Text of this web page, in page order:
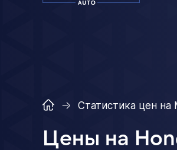
Статистика цен
Цены на